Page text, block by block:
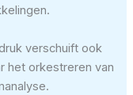
verschuift ook
het orkestreren van